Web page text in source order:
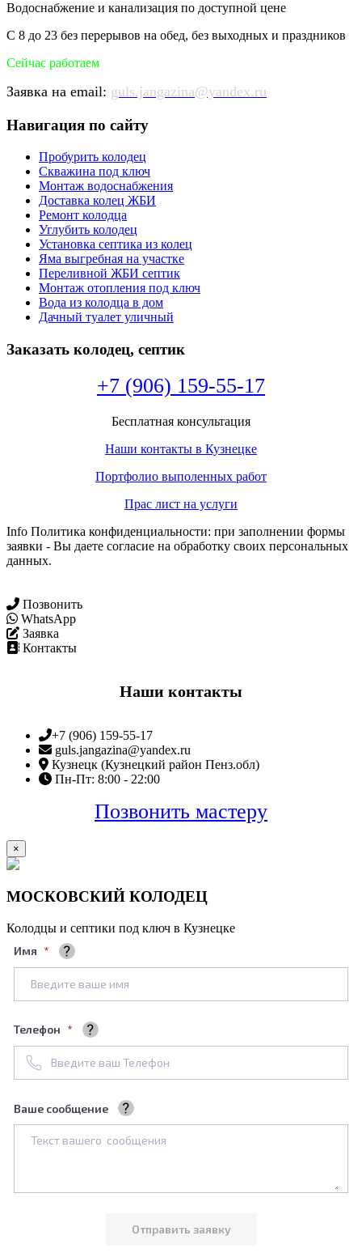
Водоснабжение и канализация по доступной цене
С 8 до 23 без перерывов на обед, без выходных и праздников
Сейчас работаем
Заявка на email: guls.jangazina@yandex.ru
Навигация по сайту
Пробурить колодец
Скважина под ключ
Монтаж водоснабжения
Доставка колец ЖБИ
Ремонт колодца
Углубить колодец
Установка септика из колец
Яма выгребная на участке
Переливной ЖБИ септик
Монтаж отопления под ключ
Вода из колодца в дом
Дачный туалет уличный
Заказать колодец, септик
+7 (906) 159-55-17
Бесплатная консультация
Наши контакты в Кузнецке
Портфолио выполенных работ
Прас лист на услуги
Info Политика конфиденциальности: при заполнении формы
заявки - Вы даете согласие на обработку своих персональных
данных.
Позвонить
WhatsApp
Заявка
Контакты
Наши контакты
+7 (906) 159-55-17
guls.jangazina@yandex.ru
Кузнецк (Кузнецкий район Пенз.обл)
Пн-Пт: 8:00 - 22:00
Позвонить мастеру
×
МОСКОВСКИЙ КОЛОДЕЦ
Колодцы и септики под ключ в Кузнецке
Имя
Телефон
Ваше сообщение